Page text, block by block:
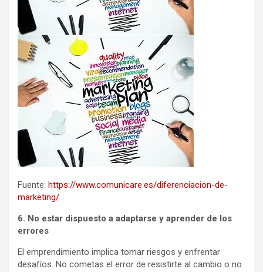
Fuente: https://www.comunicare.es/diferenciacion-de-
marketing/
6. No estar dispuesto a adaptarse y aprender de los
errores
El emprendimiento implica tomar riesgos y enfrentar
desafíos. No cometas el error de resistirte al cambio o no